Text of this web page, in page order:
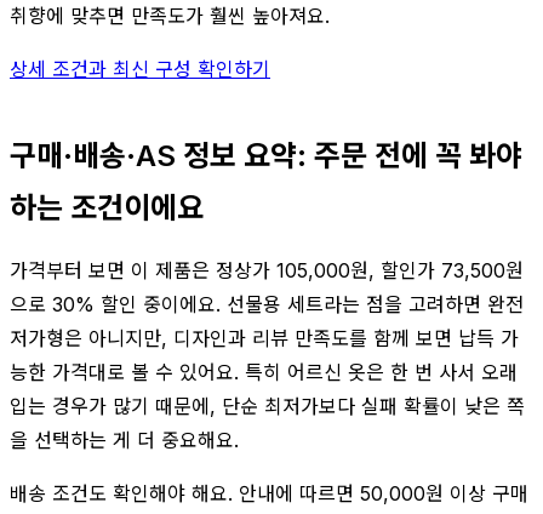
취향에 맞추면 만족도가 훨씬 높아져요.
상세 조건과 최신 구성 확인하기
구매·배송·AS 정보 요약: 주문 전에 꼭 봐야
하는 조건이에요
가격부터 보면 이 제품은 정상가 105,000원, 할인가 73,500원
으로 30% 할인 중이에요. 선물용 세트라는 점을 고려하면 완전
저가형은 아니지만, 디자인과 리뷰 만족도를 함께 보면 납득 가
능한 가격대로 볼 수 있어요. 특히 어르신 옷은 한 번 사서 오래
입는 경우가 많기 때문에, 단순 최저가보다 실패 확률이 낮은 쪽
을 선택하는 게 더 중요해요.
배송 조건도 확인해야 해요. 안내에 따르면 50,000원 이상 구매